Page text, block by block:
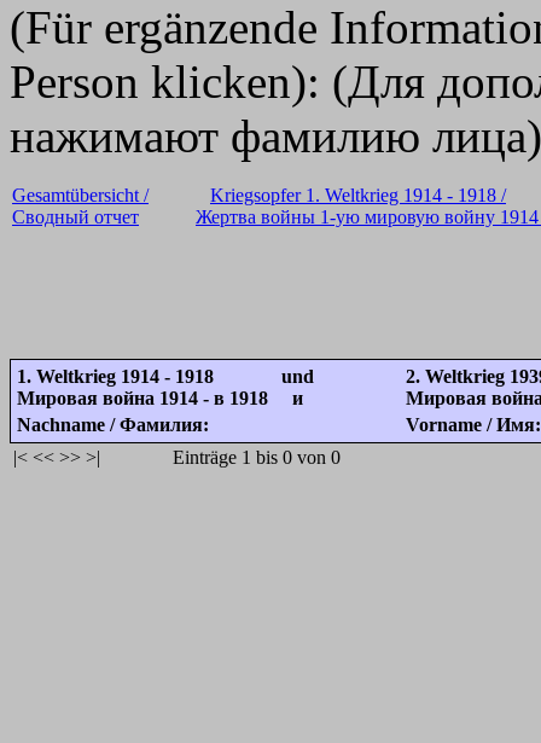
(Für ergänzende
Person klicken): (Для
нажимают фамилию лица)
Gesamtübersicht /
Сводный отчет
Kriegsopfer 1. Weltkrieg 1914 - 1918 /
Жертва войны 1-ую мировую войну 1914
1. Weltkrieg 1914 - 1918 und
Мировая война 1914 - в 1918 и
2. Weltkrieg
Мировая
Nachname / Фамилия:
Vorname / Имя:
|< << >> >| Einträge 1 bis 0 von 0